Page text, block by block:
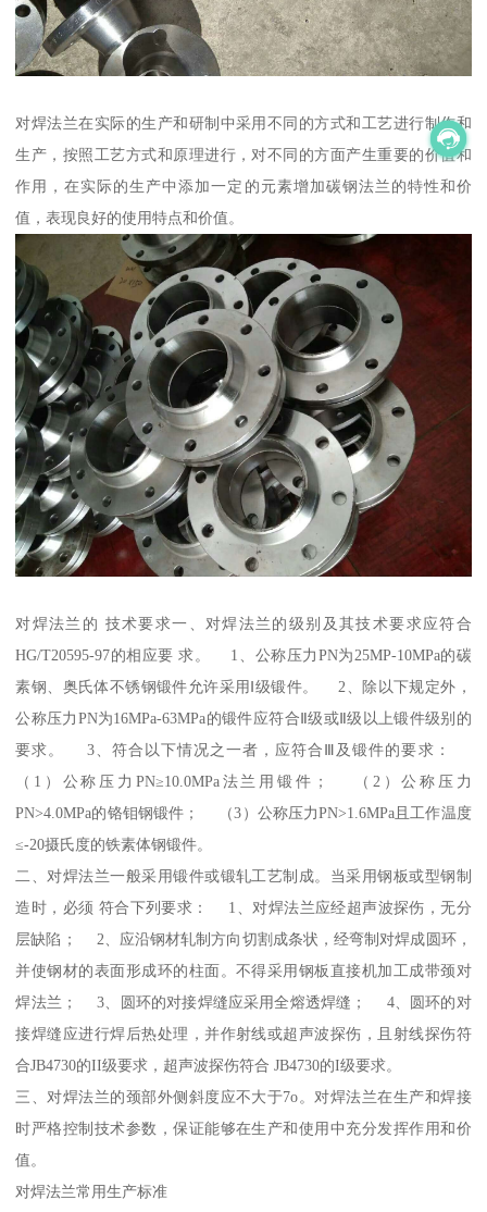
对焊法兰在实际的生产和研制中采用不同的方式和工艺进行制作和
生产，按照工艺方式和原理进行，对不同的方面产生重要的价值和
作用，在实际的生产中添加一定的元素增加碳钢法兰的特性和价
值，表现良好的使用特点和价值。
对焊法兰的 技术要求一、对焊法兰的级别及其技术要求应符合
HG/T20595-97的相应要 求。 1、公称压力PN为25MP-10MPa的碳
素钢、奥氏体不锈钢锻件允许采用Ⅰ级锻件。 2、除以下规定外，
公称压力PN为16MPa-63MPa的锻件应符合Ⅱ级或Ⅱ级以上锻件级别的
要求。 3、符合以下情况之一者，应符合Ⅲ及锻件的要求：
（1）公称压力PN≥10.0MPa法兰用锻件； （2）公称压力
PN>4.0MPa的铬钼钢锻件； （3）公称压力PN>1.6MPa且工作温度
≤-20摄氏度的铁素体钢锻件。
二、对焊法兰一般采用锻件或锻轧工艺制成。当采用钢板或型钢制
造时，必须 符合下列要求： 1、对焊法兰应经超声波探伤，无分
层缺陷； 2、应沿钢材轧制方向切割成条状，经弯制对焊成圆环，
并使钢材的表面形成环的柱面。不得采用钢板直接机加工成带颈对
焊法兰； 3、圆环的对接焊缝应采用全熔透焊缝； 4、圆环的对
接焊缝应进行焊后热处理，并作射线或超声波探伤，且射线探伤符
合JB4730的II级要求，超声波探伤符合 JB4730的I级要求。
三、对焊法兰的颈部外侧斜度应不大于7o。对焊法兰在生产和焊接
时严格控制技术参数，保证能够在生产和使用中充分发挥作用和价
值。
对焊法兰常用生产标准